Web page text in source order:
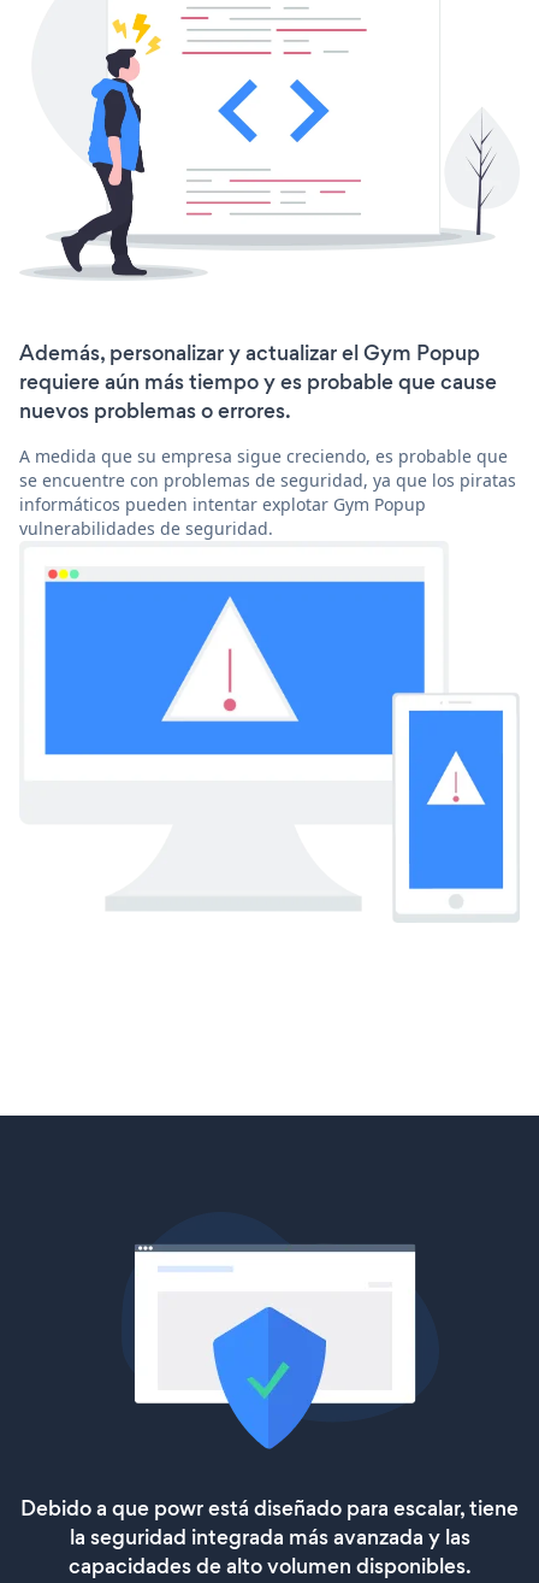
Además, personalizar y actualizar el Gym Popup
requiere aún más tiempo y es probable que cause
nuevos problemas o errores.
A medida que su empresa sigue creciendo, es probable que
se encuentre con problemas de seguridad, ya que los piratas
informáticos pueden intentar explotar Gym Popup
vulnerabilidades de seguridad.
Debido a que powr está diseñado para escalar, tiene
la seguridad integrada más avanzada y las
capacidades de alto volumen disponibles.